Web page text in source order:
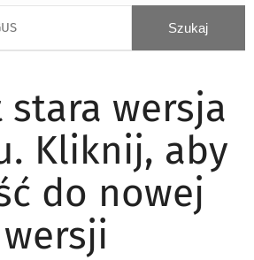
stara wersja
Kliknij, aby
do nowej
wersji